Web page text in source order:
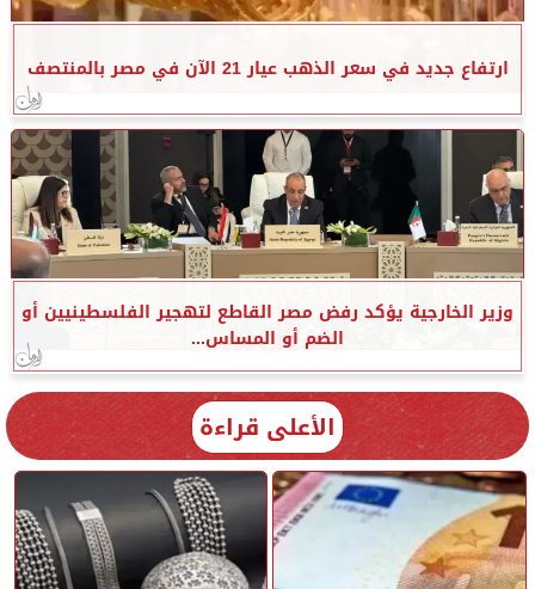
ارتفاع جديد في سعر الذهب عيار 21 الآن في مصر بالمنتصف
وزير الخارجية يؤكد رفض مصر القاطع لتهجير الفلسطينيين أو
الضم أو المساس...
الأعلى قراءة